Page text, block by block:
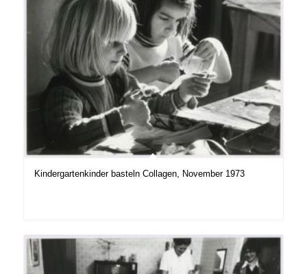
Kindergartenkinder basteln Collagen, November 1973